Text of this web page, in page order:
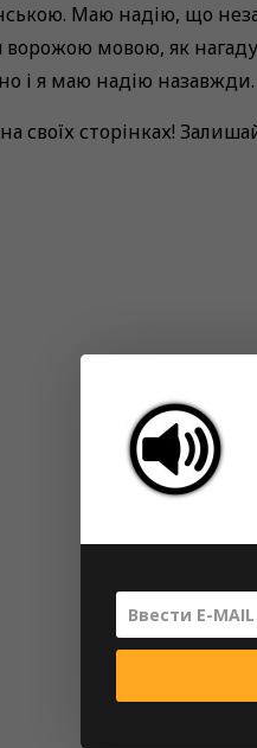
Маю надію, що
ворожою мовою, як
і я маю надію назавжди.
своїх сторінках!